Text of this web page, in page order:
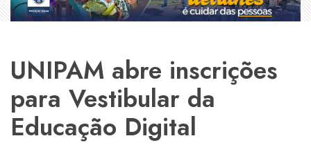
UNIPAM abre inscrições
para Vestibular da
Educação Digital